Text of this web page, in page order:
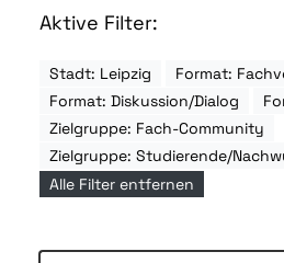
Aktive Filter:
Stadt: Leipzig
Format:
Format: Diskussion/Dialog
Zielgruppe: Fach-Community
Zielgruppe: Studierende/
Alle Filter entfernen